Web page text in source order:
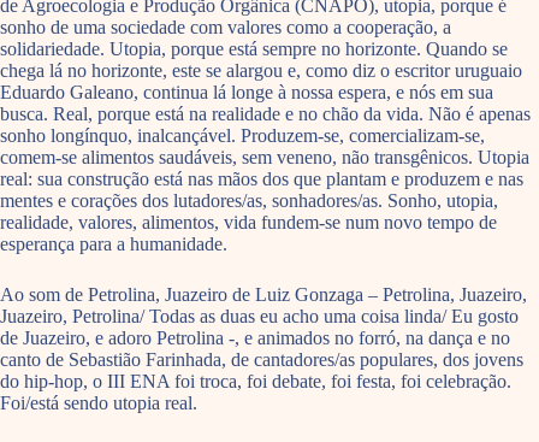
de Agroecologia e Produção Orgânica (CNAPO), utopia, porque é
sonho de uma sociedade com valores como a cooperação, a
solidariedade. Utopia, porque está sempre no horizonte. Quando se
chega lá no horizonte, este se alargou e, como diz o escritor uruguaio
Eduardo Galeano, continua lá longe à nossa espera, e nós em sua
busca. Real, porque está na realidade e no chão da vida. Não é apenas
sonho longínquo, inalcançável. Produzem-se, comercializam-se,
comem-se alimentos saudáveis, sem veneno, não transgênicos. Utopia
real: sua construção está nas mãos dos que plantam e produzem e nas
mentes e corações dos lutadores/as, sonhadores/as. Sonho, utopia,
realidade, valores, alimentos, vida fundem-se num novo tempo de
esperança para a humanidade.
Ao som de Petrolina, Juazeiro de Luiz Gonzaga – Petrolina, Juazeiro,
Juazeiro, Petrolina/ Todas as duas eu acho uma coisa linda/ Eu gosto
de Juazeiro, e adoro Petrolina -, e animados no forró, na dança e no
canto de Sebastião Farinhada, de cantadores/as populares, dos jovens
do hip-hop, o III ENA foi troca, foi debate, foi festa, foi celebração.
Foi/está sendo utopia real.